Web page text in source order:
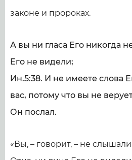
законе и пророках.
А вы ни гласа Его никогда
Его не видели;
Ин.5:38. И не имеете слова
вас, потому что вы не
Он послал.
«Вы, – говорит, – не слышали